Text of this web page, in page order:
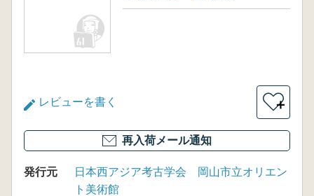
レビューを書く ＋
再入荷メール通知
発行元
日本西アジア考古学会 岡山市立オリエン
ト美術館